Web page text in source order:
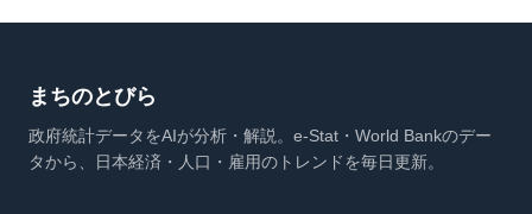
まちのとびら
政府統計データをAIが分析・解説。e-Stat・World Bankのデー
タから、日本経済・人口・雇用のトレンドを毎日更新。